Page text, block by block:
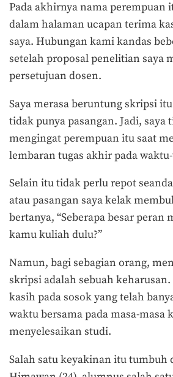
Pada akhirnya nama perempuan
dalam halaman ucapan terima
saya. Hubungan kami kandas
setelah proposal penelitian saya
persetujuan dosen.
Saya merasa beruntung skripsi
tidak punya pasangan. Jadi, saya
mengingat perempuan itu saat
lembaran tugas akhir pada
Selain itu tidak perlu repot
atau pasangan saya kelak
bertanya, “Seberapa besar peran
kamu kuliah dulu?”
Namun, bagi sebagian orang,
skripsi adalah sebuah
kasih pada sosok yang telah
waktu bersama pada masa-masa
menyelesaikan studi.
Salah satu keyakinan itu tumbuh